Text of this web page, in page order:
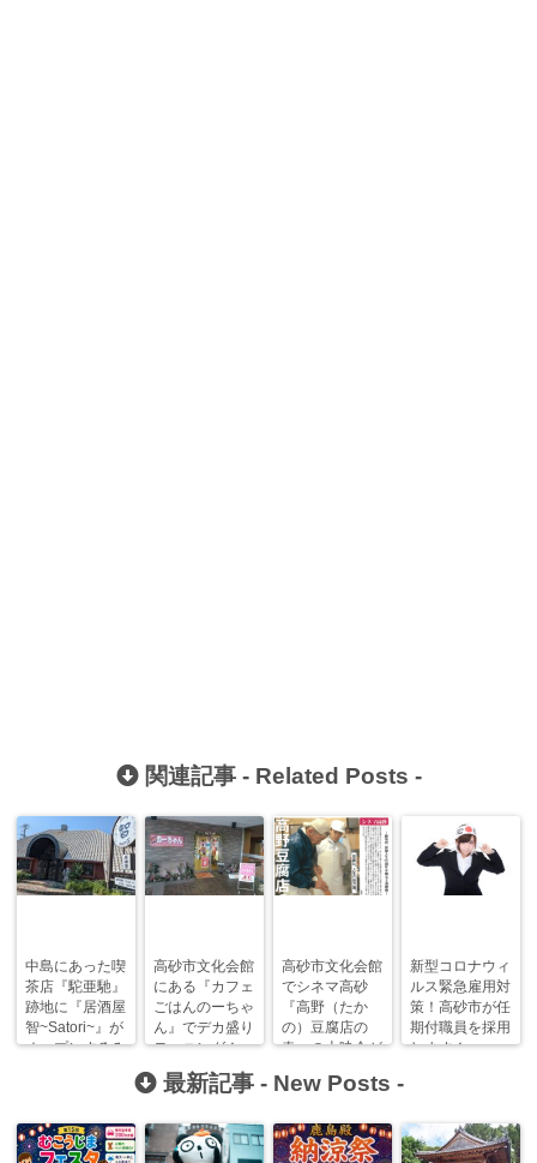
関連記事 - Related Posts -
中島にあった喫
茶店『駝亜馳』
跡地に『居酒屋
智~Satori~』が
オープンするみ
高砂市文化会館
にある『カフェ
ごはんのーちゃ
ん』でデカ盛り
モーニング！
【高砂モーニン
グまにあ】
高砂市文化会館
でシネマ高砂
『高野（たか
の）豆腐店の
春』の上映会が
新型コロナウィ
ルス緊急雇用対
策！高砂市が任
期付職員を採用
します！
最新記事 - New Posts -